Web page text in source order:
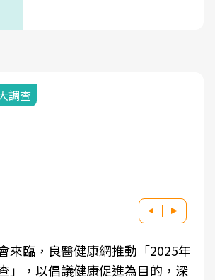
調查
來臨，良醫健康網推動「2025年
」，以倡議健康促進為目的，深